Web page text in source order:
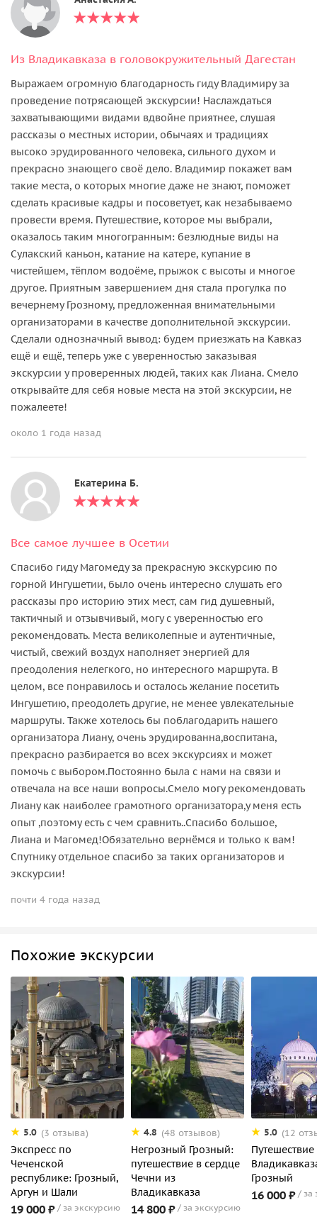
Из Владикавказа в головокружительный Дагестан
Выражаем огромную благодарность гиду Владимиру за
проведение потрясающей экскурсии! Наслаждаться
захватывающими видами вдвойне приятнее, слушая
рассказы о местных истории, обычаях и традициях
высоко эрудированного человека, сильного духом и
прекрасно знающего своё дело. Владимир покажет вам
такие места, о которых многие даже не знают, поможет
сделать красивые кадры и посоветует, как незабываемо
провести время. Путешествие, которое мы выбрали,
оказалось таким многогранным: безлюдные виды на
Сулакский каньон, катание на катере, купание в
чистейшем, тёплом водоёме, прыжок с высоты и многое
другое. Приятным завершением дня стала прогулка по
вечернему Грозному, предложенная внимательными
организаторами в качестве дополнительной экскурсии.
Сделали однозначный вывод: будем приезжать на Кавказ
ещё и ещё, теперь уже с уверенностью заказывая
экскурсии у проверенных людей, таких как Лиана. Смело
открывайте для себя новые места на этой экскурсии, не
пожалеете!
около 1 года назад
Екатерина Б.
Все самое лучшее в Осетии
Спасибо гиду Магомеду за прекрасную экскурсию по
горной Ингушетии, было очень интересно слушать его
рассказы про историю этих мест, сам гид душевный,
тактичный и отзывчивый, могу с уверенностью его
рекомендовать. Места великолепные и аутентичные,
чистый, свежий воздух наполняет энергией для
преодоления нелегкого, но интересного маршрута. В
целом, все понравилось и осталось желание посетить
Ингушетию, преодолеть другие, не менее увлекательные
маршруты. Также хотелось бы поблагодарить нашего
организатора Лиану, очень эрудированна,воспитана,
прекрасно разбирается во всех экскурсиях и может
помочь с выбором.Постоянно была с нами на связи и
отвечала на все наши вопросы.Смело могу рекомендовать
Лиану как наиболее грамотного организатора,у меня есть
опыт ,поэтому есть с чем сравнить..Спасибо большое,
Лиана и Магомед!Обязательно вернёмся и только к вам!
Спутнику отдельное спасибо за таких организаторов и
экскурсии!
почти 4 года назад
Похожие экскурсии
5.0 (3 отзыва)
Экспресс по
Чеченской
республике: Грозный,
Аргун и Шали
19 000 ₽ за экскурсию
4.8 (48 отзывов)
Негрозный Грозный:
путешествие в сердце
Чечни из
Владикавказа
14 800 ₽ за экскурсию
5.0 (12
Путешествие
Грозный
16 000 ₽ за